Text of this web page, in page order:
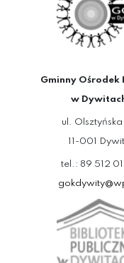
Gminny Ośrodek
w
ul.
11-001
tel.: 89 512